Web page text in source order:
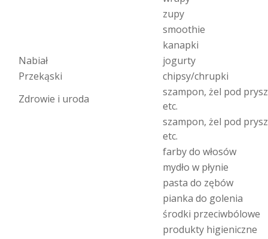
zupy
smoothie
kanapki
Nabiał
jogurty
Przekąski
chipsy/chrupki
Zdrowie i uroda
szampon, żel pod
etc.
szampon, żel pod
etc.
farby do włosów
mydło w płynie
pasta do zębów
pianka do golenia
środki przeciwbólowe
produkty higieniczne